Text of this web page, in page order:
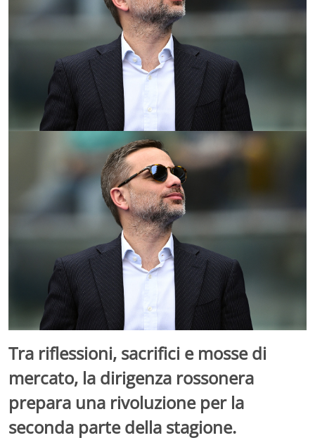
Tra riflessioni, sacrifici e mosse di
mercato, la dirigenza rossonera
prepara una rivoluzione per la
seconda parte della stagione.